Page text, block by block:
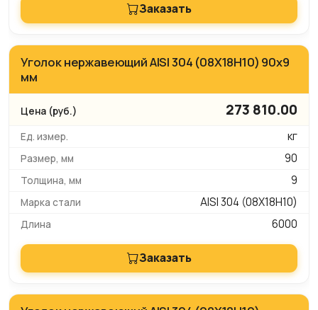
Заказать
Уголок нержавеющий AISI 304 (08Х18Н10) 90х9
мм
273 810.00
кг
90
9
AISI 304 (08Х18Н10)
6000
Заказать